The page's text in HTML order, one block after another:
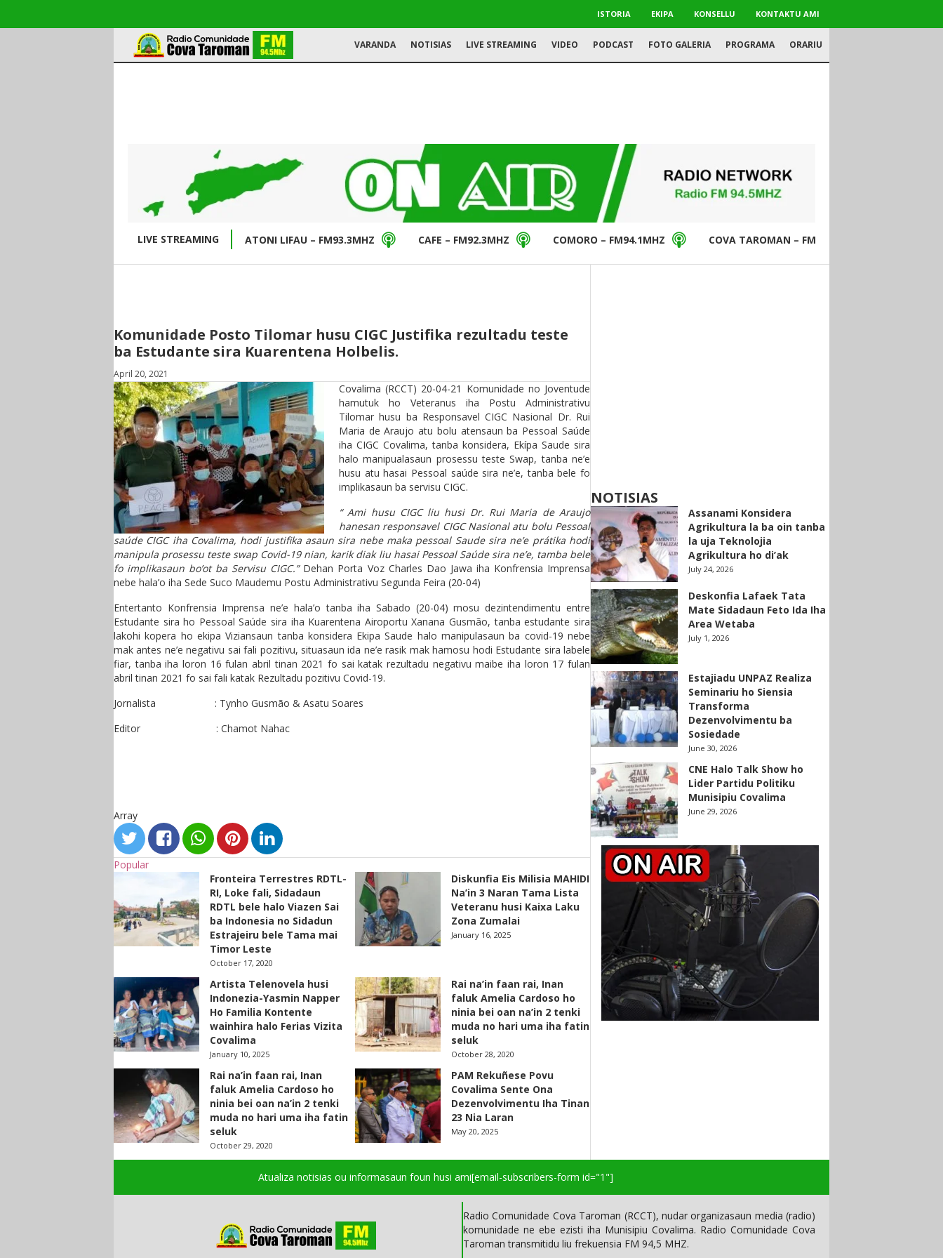
ISTORIA EKIPA KONSELLU KONTAKTU AMI
VARANDA NOTISIAS LIVE STREAMING VIDEO PODCAST FOTO GALERIA PROGRAMA ORARIU
LIVE STREAMING ATONI LIFAU – FM93.3MHZ CAFE – FM92.3MHZ COMORO – FM94.1MHZ COVA TAROMAN – FM94.5MHZ
Komunidade Posto Tilomar husu CIGC Justifika rezultadu teste
ba Estudante sira Kuarentena Holbelis.
April 20, 2021
Covalima (RCCT) 20-04-21 Komunidade no Joventude
hamutuk ho Veteranus iha Postu Administrativu
Tilomar husu ba Responsavel CIGC Nasional Dr. Rui
Maria de Araujo atu bolu atensaun ba Pessoal Saúde
iha CIGC Covalima, tanba konsidera, Ekípa Saude sira
halo manipualasaun prosessu teste Swap, tanba ne’e
husu atu hasai Pessoal saúde sira ne’e, tanba bele fo
implikasaun ba servisu CIGC.
“ Ami husu CIGC liu husi Dr. Rui Maria de Araujo
hanesan responsavel CIGC Nasional atu bolu Pessoal
saúde CIGC iha Covalima, hodi justifika asaun sira nebe maka pessoal Saude sira ne’e prátika hodi
manipula prosessu teste swap Covid-19 nian, karik diak liu hasai Pessoal Saúde sira ne’e, tamba bele
fo implikasaun bo’ot ba Servisu CIGC.”Dehan Porta Voz Charles Dao Jawa iha Konfrensia Imprensa
nebe hala’o iha Sede Suco Maudemu Postu Administrativu Segunda Feira (20-04)
Entertanto Konfrensia Imprensa ne’e hala’o tanba iha Sabado (20-04) mosu dezintendimentu entre
Estudante sira ho Pessoal Saúde sira iha Kuarentena Airoportu Xanana Gusmão, tanba estudante sira
lakohi kopera ho ekipa Viziansaun tanba konsidera Ekipa Saude halo manipulasaun ba covid-19 nebe
mak antes ne’e negativu sai fali pozitivu, situasaun ida ne’e rasik mak hamosu hodi Estudante sira labele
fiar, tanba iha loron 16 fulan abril tinan 2021 fo sai katak rezultadu negativu maibe iha loron 17 fulan
abril tinan 2021 fo sai fali katak Rezultadu pozitivu Covid-19.
Jornalista : Tynho Gusmão & Asatu Soares
Editor : Chamot Nahac
Array
Popular
Fronteira Terrestres RDTL-
RI, Loke fali, Sidadaun
RDTL bele halo Viazen Sai
ba Indonesia no Sidadun
Estrajeiru bele Tama mai
Timor Leste
October 17, 2020
Diskunfia Eis Milisia MAHIDI
Na’in 3 Naran Tama Lista
Veteranu husi Kaixa Laku
Zona Zumalai
January 16, 2025
Artista Telenovela husi
Indonezia-Yasmin Napper
Ho Familia Kontente
wainhira halo Ferias Vizita
Covalima
January 10, 2025
Rai na’in faan rai, Inan
faluk Amelia Cardoso ho
ninia bei oan na’in 2 tenki
muda no hari uma iha fatin
seluk
October 28, 2020
Rai na’in faan rai, Inan
faluk Amelia Cardoso ho
ninia bei oan na’in 2 tenki
muda no hari uma iha fatin
seluk
October 29, 2020
PAM Rekuñese Povu
Covalima Sente Ona
Dezenvolvimentu Iha Tinan
23 Nia Laran
May 20, 2025
NOTISIAS
Assanami Konsidera
Agrikultura la ba oin tanba
la uja Teknolojia
Agrikultura ho di’ak
July 24, 2026
Deskonfia Lafaek Tata
Mate Sidadaun Feto Ida Iha
Area Wetaba
July 1, 2026
Estajiadu UNPAZ Realiza
Seminariu ho Siensia
Transforma
Dezenvolvimentu ba
Sosiedade
June 30, 2026
CNE Halo Talk Show ho
Lider Partidu Politiku
Munisipiu Covalima
June 29, 2026
Atualiza notisias ou informasaun foun husi ami[email-subscribers-form id="1"]
Radio Comunidade Cova Taroman (RCCT), nudar organizasaun media (radio)
komunidade ne ebe ezisti iha Munisipiu Covalima. Radio Comunidade Cova
Taroman transmitidu liu frekuensia FM 94,5 MHZ.